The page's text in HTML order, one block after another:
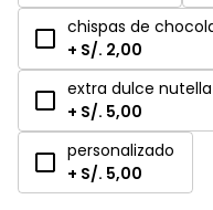
chispas de
+ S/. 2,00
extra dulce nutella
+ S/. 5,00
personalizado
+ S/. 5,00